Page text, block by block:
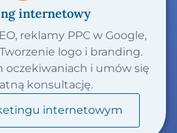
internetowy
reklamy PPC w Google,
logo i branding.
oczekiwaniach i umów się
konsultację.
internetowym